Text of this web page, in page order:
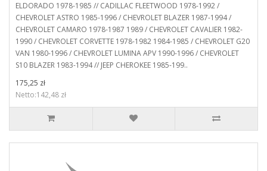
ELDORADO 1978-1985 // CADILLAC FLEETWOOD 1978-1992 /
CHEVROLET ASTRO 1985-1996 / CHEVROLET BLAZER 1987-1994 /
CHEVROLET CAMARO 1978-1987 1989 / CHEVROLET CAVALIER 1982-
1990 / CHEVROLET CORVETTE 1978-1982 1984-1985 / CHEVROLET G20
VAN 1980-1996 / CHEVROLET LUMINA APV 1990-1996 / CHEVROLET
S10 BLAZER 1983-1994 // JEEP CHEROKEE 1985-199..
175,25 zł
Netto:142,48 zł